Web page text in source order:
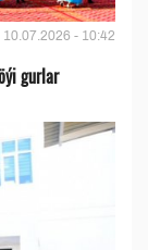
10.07.2026 - 10:42
gurlar